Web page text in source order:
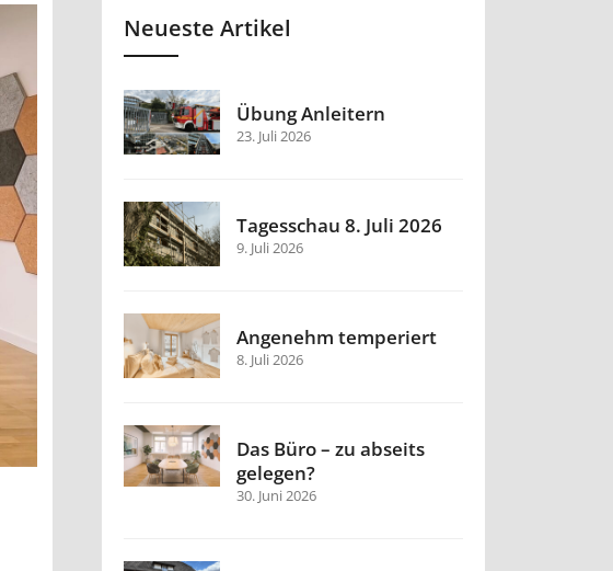
Neueste Artikel
Übung Anleitern
23. Juli 2026
Tagesschau 8. Juli 2026
9. Juli 2026
Angenehm temperiert
8. Juli 2026
Das Büro – zu abseits
gelegen?
30. Juni 2026